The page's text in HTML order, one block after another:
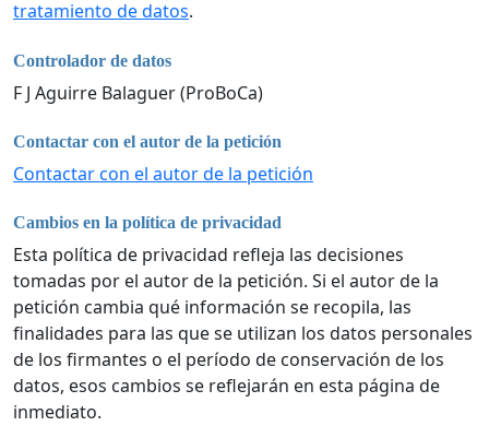
tratamiento de datos.
Controlador de datos
F J Aguirre Balaguer (ProBoCa)
Contactar con el autor de la petición
Contactar con el autor de la petición
Cambios en la política de privacidad
Esta política de privacidad refleja las decisiones
tomadas por el autor de la petición. Si el autor de la
petición cambia qué información se recopila, las
finalidades para las que se utilizan los datos personales
de los firmantes o el período de conservación de los
datos, esos cambios se reflejarán en esta página de
inmediato.